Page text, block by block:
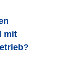
mit